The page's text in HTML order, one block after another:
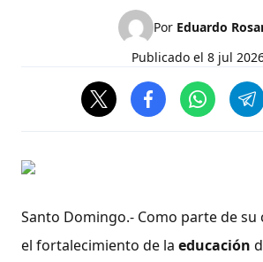
Por Eduardo
Publicado el 8 jul
Santo Domingo.- Como parte de
el fortalecimiento de la educación